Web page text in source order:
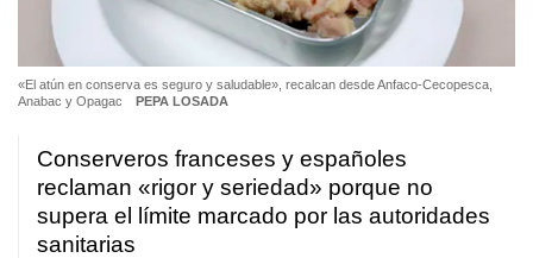
«El atún en conserva es seguro y saludable», recalcan desde Anfaco-Cecopesca,
Anabac y Opagac
PEPA LOSADA
Conserveros franceses y españoles
reclaman «rigor y seriedad» porque no
supera el límite marcado por las autoridades
sanitarias